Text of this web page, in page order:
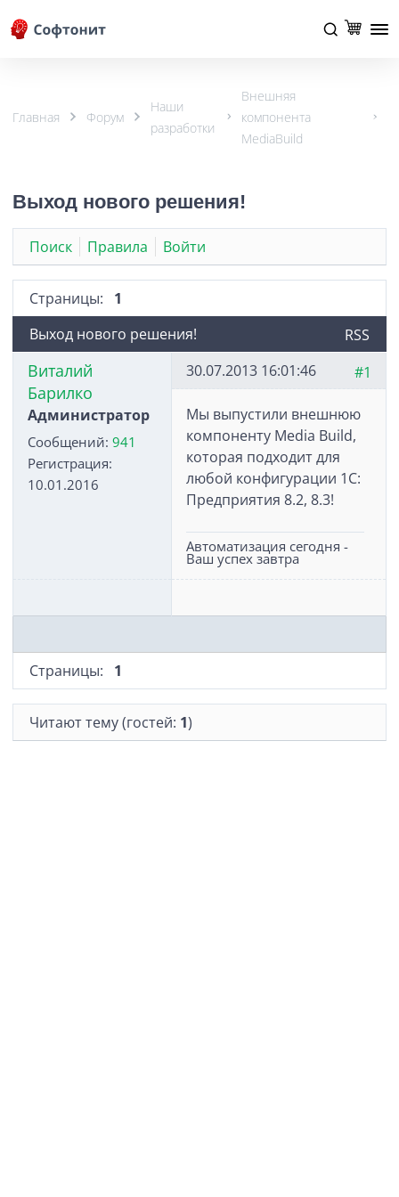
Главная Форум
Наши
разработки
Внешняя
компонента
MediaBuild
Выход нового решения!
Поиск Правила Войти
Страницы:
1
RSS
Выход нового решения!
Виталий
Барилко
Администратор
Сообщений: 941
Регистрация:
10.01.2016
#1
30.07.2013 16:01:46
Мы выпустили внешнюю
компоненту Media Build,
которая подходит для
любой конфигурации 1С:
Предприятия 8.2, 8.3!
Автоматизация сегодня -
Ваш успех завтра
Страницы: 1
Читают тему (гостей: 1)